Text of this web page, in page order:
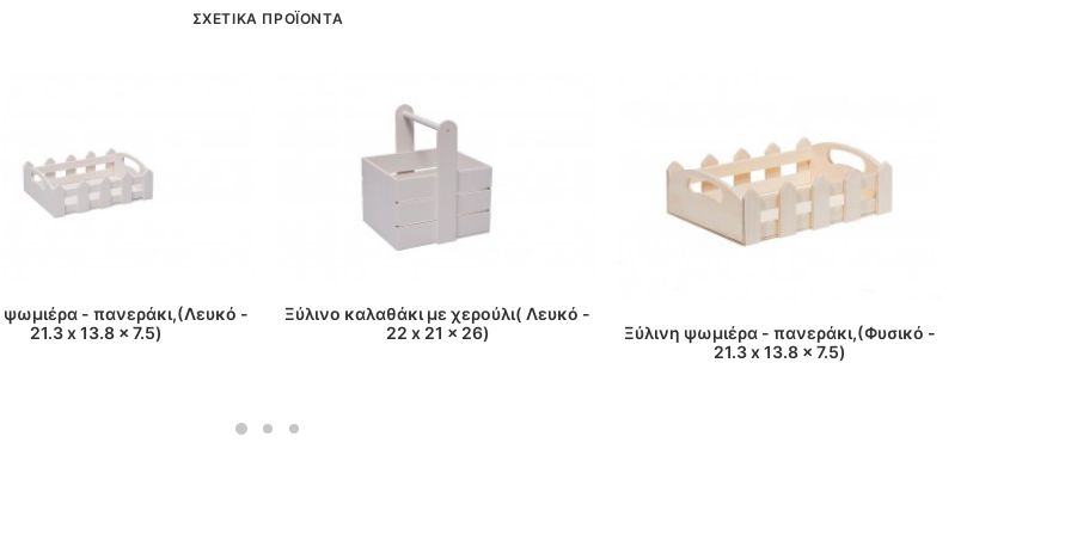
ΣΧΕΤΙΚΑ ΠΡΟΪΟΝΤΑ
ΔΙΑΒΑΣΤΕ ΠΕΡΙΣΣΟΤΕΡΑ
ψωμιέρα - πανεράκι,(Λευκό -
21.3 x 13.8 x 7.5)
ΔΙΑΒΑΣΤΕ ΠΕΡΙΣΣΟΤΕΡΑ
Ξύλινο καλαθάκι με χερούλι( Λευκό -
22 x 21 x 26)
ΔΙΑΒΑΣΤΕ ΠΕΡΙΣΣΟΤΕΡΑ
Ξύλινη ψωμιέρα - πανεράκι,(Φυσικό -
21.3 x 13.8 x 7.5)